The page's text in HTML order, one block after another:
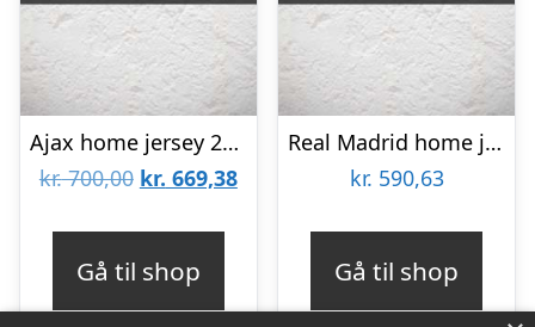
Ajax home jersey 2025/26 – mens-L
kr.700,00 Den
kr. 669,38Den
Gå til shop
Real Madrid home jersey 2025/26 – youth-140
kr. 590,63
Gå til shop